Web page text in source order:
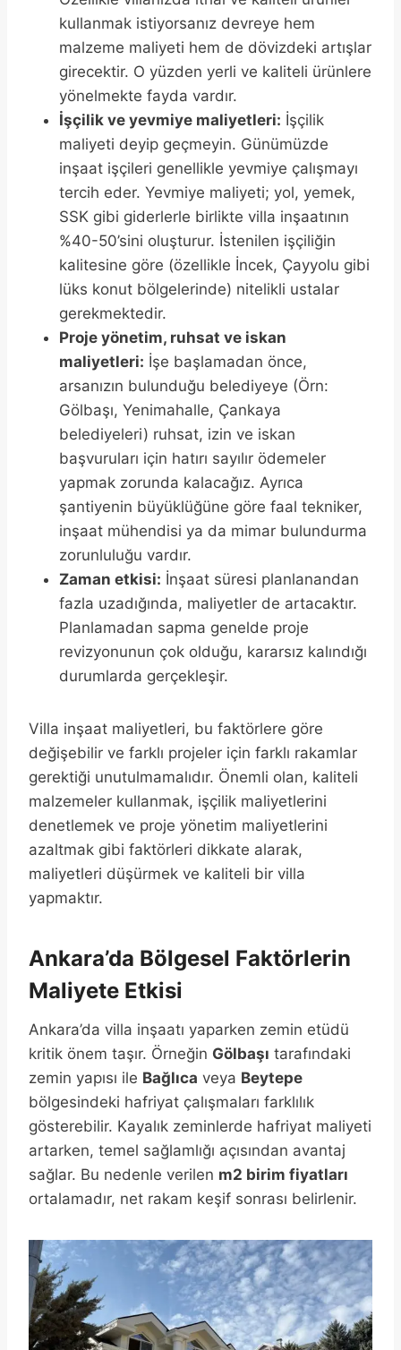
kullanmak istiyorsanız devreye hem
malzeme maliyeti hem de dövizdeki artışlar
girecektir. O yüzden yerli ve kaliteli ürünlere
yönelmekte fayda vardır.
İşçilik ve yevmiye maliyetleri: İşçilik
maliyeti deyip geçmeyin. Günümüzde
inşaat işçileri genellikle yevmiye çalışmayı
tercih eder. Yevmiye maliyeti; yol, yemek,
SSK gibi giderlerle birlikte villa inşaatının
%40-50’sini oluşturur. İstenilen işçiliğin
kalitesine göre (özellikle İncek, Çayyolu gibi
lüks konut bölgelerinde) nitelikli ustalar
gerekmektedir.
Proje yönetim, ruhsat ve iskan
maliyetleri: İşe başlamadan önce,
arsanızın bulunduğu belediyeye (Örn:
Gölbaşı, Yenimahalle, Çankaya
belediyeleri) ruhsat, izin ve iskan
başvuruları için hatırı sayılır ödemeler
yapmak zorunda kalacağız. Ayrıca
şantiyenin büyüklüğüne göre faal tekniker,
inşaat mühendisi ya da mimar bulundurma
zorunluluğu vardır.
Zaman etkisi: İnşaat süresi planlanandan
fazla uzadığında, maliyetler de artacaktır.
Planlamadan sapma genelde proje
revizyonunun çok olduğu, kararsız kalındığı
durumlarda gerçekleşir.
Villa inşaat maliyetleri, bu faktörlere göre
değişebilir ve farklı projeler için farklı rakamlar
gerektiği unutulmamalıdır. Önemli olan, kaliteli
malzemeler kullanmak, işçilik maliyetlerini
denetlemek ve proje yönetim maliyetlerini
azaltmak gibi faktörleri dikkate alarak,
maliyetleri düşürmek ve kaliteli bir villa
yapmaktır.
Ankara’da Bölgesel Faktörlerin
Maliyete Etkisi
Ankara’da villa inşaatı yaparken zemin etüdü
kritik önem taşır. Örneğin Gölbaşı tarafındaki
zemin yapısı ile Bağlıca veya Beytepe
bölgesindeki hafriyat çalışmaları farklılık
gösterebilir. Kayalık zeminlerde hafriyat maliyeti
artarken, temel sağlamlığı açısından avantaj
sağlar. Bu nedenle verilen m2 birim fiyatları
ortalamadır, net rakam keşif sonrası belirlenir.